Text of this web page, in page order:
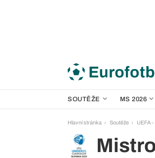
SOUTĚŽE MS 2026
Hlavní stránka Soutěže UEFA